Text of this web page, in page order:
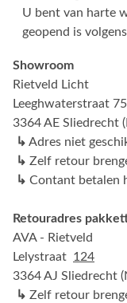
U bent van harte
geopend is
Showroom
Rietveld Licht
Leeghwaterstraat 75
3364 AE Sliedrecht
↳ Adres niet
↳ Zelf retour
↳ Contant betalen
Retouradres
AVA - Rietveld
Lelystraat 124
3364 AJ Sliedrecht
↳ Zelf retour